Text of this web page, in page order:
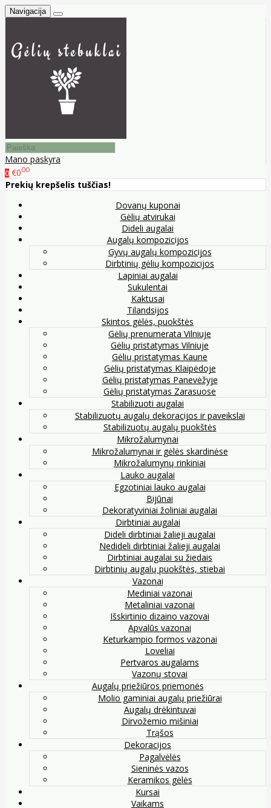
Navigacija
Mano paskyra
0 €000
Prekių krepšelis tuščias!
Dovanų kuponai
Gėlių atvirukai
Dideli augalai
Augalų kompozicijos
Gyvų augalų kompozicijos
Dirbtinių gėlių kompozicijos
Lapiniai augalai
Sukulentai
Kaktusai
Tilandsijos
Skintos gėlės, puokštės
Gėlių prenumerata Vilniuje
Gėlių pristatymas Vilniuje
Gėlių pristatymas Kaune
Gėlių pristatymas Klaipėdoje
Gėlių pristatymas Panevėžyje
Gėlių pristatymas Zarasuose
Stabilizuoti augalai
Stabilizuotų augalų dekoracijos ir paveikslai
Stabilizuotų augalų puokštės
Mikrožalumynai
Mikrožalumynai ir gėlės skardinėse
Mikrožalumynų rinkiniai
Lauko augalai
Egzotiniai lauko augalai
Bijūnai
Dekoratyviniai žoliniai augalai
Dirbtiniai augalai
Dideli dirbtiniai žalieji augalai
Nedideli dirbtiniai žalieji augalai
Dirbtiniai augalai su žiedais
Dirbtinių augalų puokštės, stiebai
Vazonai
Mediniai vazonai
Metaliniai vazonai
Išskirtinio dizaino vazovai
Apvalūs vazonai
Keturkampio formos vazonai
Loveliai
Pertvaros augalams
Vazonų stovai
Augalų priežiūros priemonės
Molio gaminiai augalų priežiūrai
Augalų drėkintuvai
Dirvožemio mišiniai
Trąšos
Dekoracijos
Pagalvėlės
Sieninės vazos
Keramikos gėlės
Kursai
Vaikams